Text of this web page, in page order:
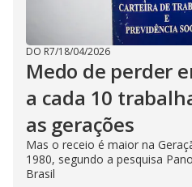
DO R7/18/04/2026
Medo de perder
a cada 10
as gerações
Mas o receio é maior na
1980, segundo a pesquisa
Brasil